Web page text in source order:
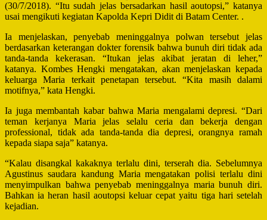
(30/7/2018). “Itu sudah jelas bersadarkan hasil aoutopsi,” katanya
usai mengikuti kegiatan Kapolda Kepri Didit di Batam Center. .
Ia menjelaskan, penyebab meninggalnya polwan tersebut jelas
berdasarkan keterangan dokter forensik bahwa bunuh diri tidak ada
tanda-tanda kekerasan. “Itukan jelas akibat jeratan di leher,”
katanya. Kombes Hengki mengatakan, akan menjelaskan kepada
keluarga Maria terkait penetapan tersebut. “Kita masih dalami
motifnya,” kata Hengki.
Ia juga membantah kabar bahwa Maria mengalami depresi. “Dari
teman kerjanya Maria jelas selalu ceria dan bekerja dengan
professional, tidak ada tanda-tanda dia depresi, orangnya ramah
kepada siapa saja” katanya.
“Kalau disangkal kakaknya terlalu dini, terserah dia. Sebelumnya
Agustinus saudara kandung Maria mengatakan polisi terlalu dini
menyimpulkan bahwa penyebab meninggalnya maria bunuh diri.
Bahkan ia heran hasil aoutopsi keluar cepat yaitu tiga hari setelah
kejadian.